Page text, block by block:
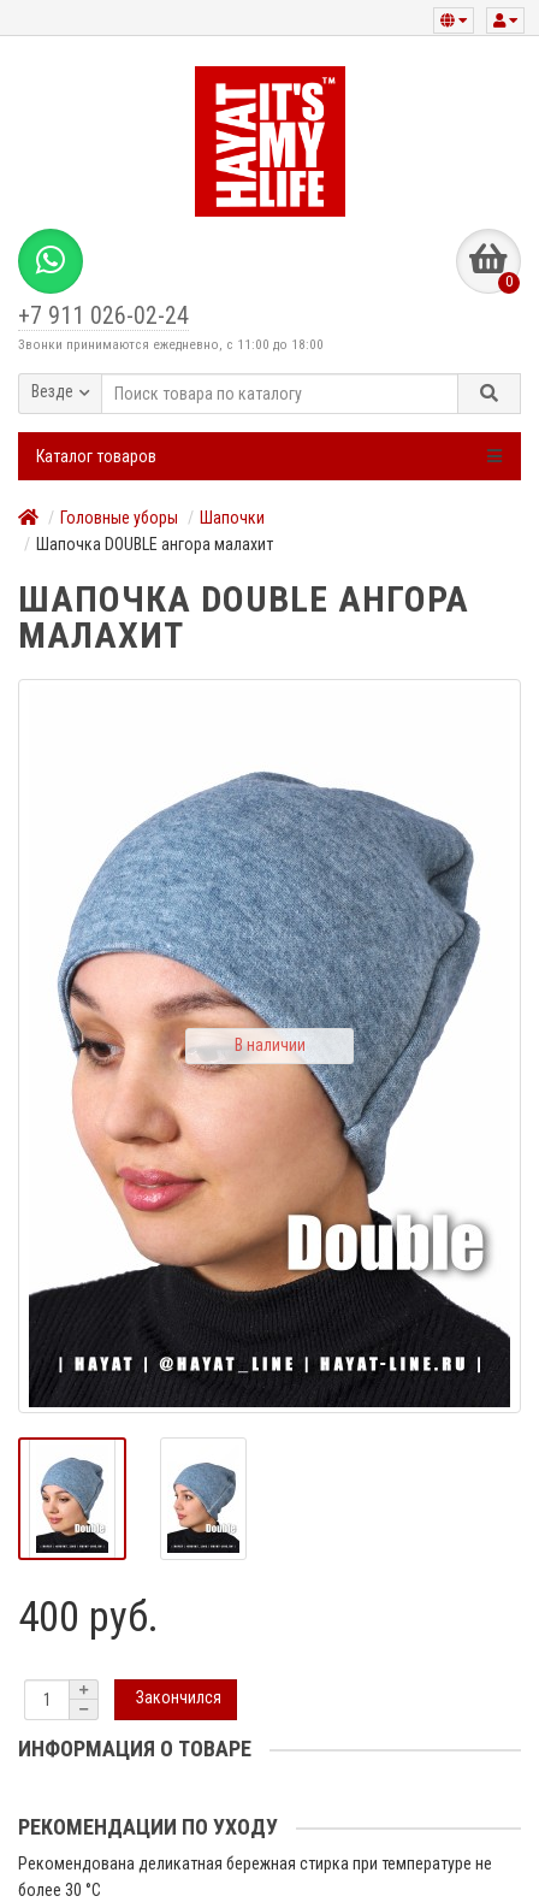
+7 911 026-02-24
Звонки принимаются ежедневно, с 11:00 до 18:00
0
Везде
Каталог товаров
Головные уборы
Шапочки
Шапочка DOUBLE ангора малахит
ШАПОЧКА DOUBLE АНГОРА
МАЛАХИТ
В наличии
400 руб.
Закончился
ИНФОРМАЦИЯ О ТОВАРЕ
РЕКОМЕНДАЦИИ ПО УХОДУ
Рекомендована деликатная бережная стирка при температуре не
более 30 °C